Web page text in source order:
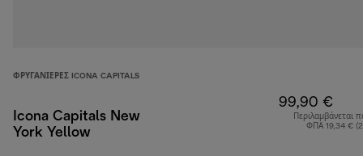
ΦΡΥΓΑΝΙΈΡΕΣ ICONA CAPITALS
Icona Capitals New
York Yellow
99,90 €
Περιλαμβάνεται
ΦΠΑ 19,34 €